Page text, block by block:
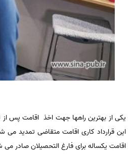
یکی از بهترین راهها جهت اخذ اقامت پس
اقامت یکساله برای فارغ التحصیلان صادر